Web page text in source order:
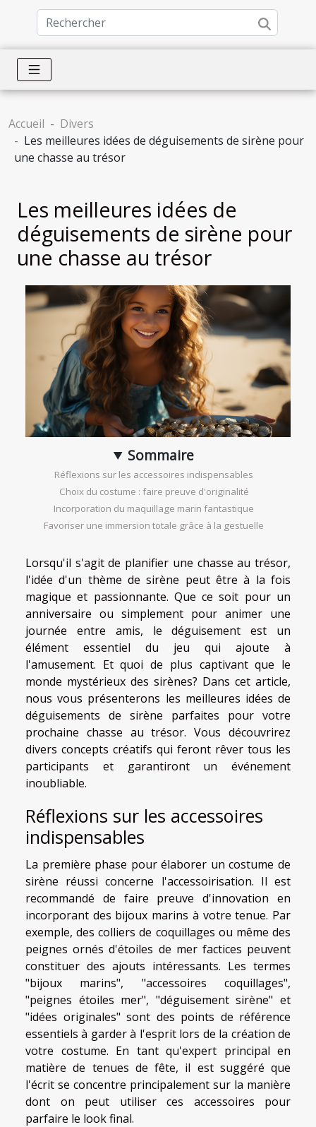
Accueil
Divers
Les meilleures idées de déguisements de sirène pour
une chasse au trésor
Les meilleures idées de
déguisements de sirène pour
une chasse au trésor
Sommaire
Réflexions sur les accessoires indispensables
Choix du costume : faire preuve d'originalité
Incorporation du maquillage marin fantastique
Favoriser une immersion totale grâce à la gestuelle
Lorsqu'il s'agit de planifier une chasse au trésor,
l'idée d'un thème de sirène peut être à la fois
magique et passionnante. Que ce soit pour un
anniversaire ou simplement pour animer une
journée entre amis, le déguisement est un
élément essentiel du jeu qui ajoute à
l'amusement. Et quoi de plus captivant que le
monde mystérieux des sirènes? Dans cet article,
nous vous présenterons les meilleures idées de
déguisements de sirène parfaites pour votre
prochaine chasse au trésor. Vous découvrirez
divers concepts créatifs qui feront rêver tous les
participants et garantiront un événement
inoubliable.
Réflexions sur les accessoires
indispensables
La première phase pour élaborer un costume de
sirène réussi concerne l'accessoirisation. Il est
recommandé de faire preuve d'innovation en
incorporant des bijoux marins à votre tenue. Par
exemple, des colliers de coquillages ou même des
peignes ornés d'étoiles de mer factices peuvent
constituer des ajouts intéressants. Les termes
"bijoux marins", "accessoires coquillages",
"peignes étoiles mer", "déguisement sirène" et
"idées originales" sont des points de référence
essentiels à garder à l'esprit lors de la création de
votre costume. En tant qu'expert principal en
matière de tenues de fête, il est suggéré que
l'écrit se concentre principalement sur la manière
dont on peut utiliser ces accessoires pour
parfaire le look final.